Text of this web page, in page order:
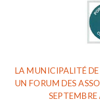
LA MUNICIPALITÉ
UN FORUM DES